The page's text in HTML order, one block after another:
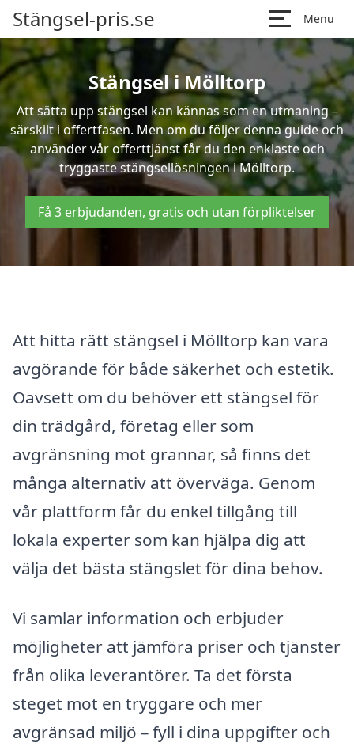
Stängsel-pris.se Menu
Stängsel i Mölltorp
Att sätta upp stängsel kan kännas som en utmaning –
särskilt i offertfasen. Men om du följer denna guide och
använder vår offerttjänst får du den enklaste och
tryggaste stängsellösningen i Mölltorp.
Få 3 erbjudanden, gratis och utan förpliktelser
Att hitta rätt stängsel i Mölltorp kan vara
avgörande för både säkerhet och estetik.
Oavsett om du behöver ett stängsel för
din trädgård, företag eller som
avgränsning mot grannar, så finns det
många alternativ att överväga. Genom
vår plattform får du enkel tillgång till
lokala experter som kan hjälpa dig att
välja det bästa stängslet för dina behov.
Vi samlar information och erbjuder
möjligheter att jämföra priser och tjänster
från olika leverantörer. Ta det första
steget mot en tryggare och mer
avgränsad miljö – fyll i dina uppgifter och